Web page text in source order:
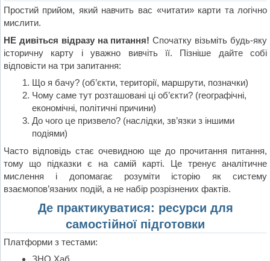
Простий прийом, який навчить вас «читати» карти та логічно
мислити.
НЕ дивіться відразу на питання! Спочатку візьміть будь-яку
історичну карту і уважно вивчіть її. Пізніше дайте собі
відповісти на три запитання:
Що я бачу? (об’єкти, території, маршрути, позначки)
Чому саме тут розташовані ці об’єкти? (географічні,
економічні, політичні причини)
До чого це призвело? (наслідки, зв’язки з іншими
подіями)
Часто відповідь стає очевидною ще до прочитання питання,
тому що підказки є на самій карті. Це тренує аналітичне
мислення і допомагає розуміти історію як систему
взаємопов’язаних подій, а не набір розрізнених фактів.
Де практикуватися: ресурси для
самостійної підготовки
Платформи з тестами: